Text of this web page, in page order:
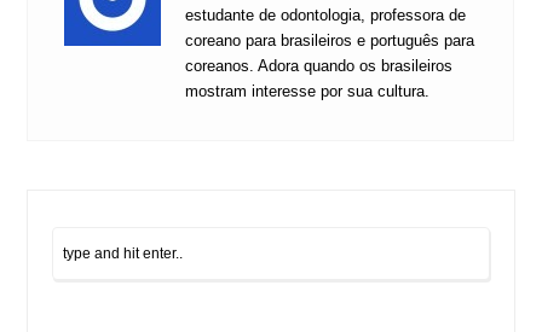
estudante de odontologia, professora de
coreano para brasileiros e português para
coreanos. Adora quando os brasileiros
mostram interesse por sua cultura.